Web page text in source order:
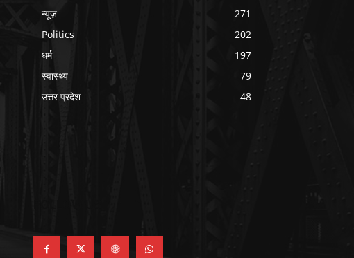
न्यूज़
271
Politics
202
धर्म
197
स्वास्थ्य
79
उत्तर प्रदेश
48